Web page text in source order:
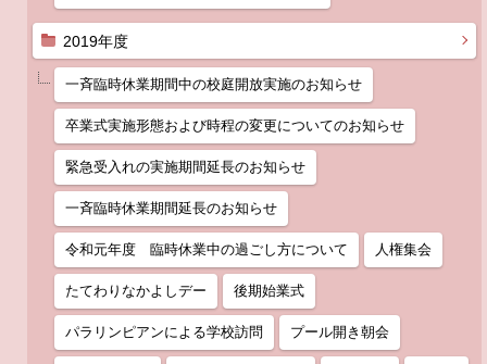
2019年度
一斉臨時休業期間中の校庭開放実施のお知らせ
卒業式実施形態および時程の変更についてのお知らせ
緊急受入れの実施期間延長のお知らせ
一斉臨時休業期間延長のお知らせ
令和元年度 臨時休業中の過ごし方について 人権集会
たてわりなかよしデー 後期始業式
パラリンピアンによる学校訪問 プール開き朝会